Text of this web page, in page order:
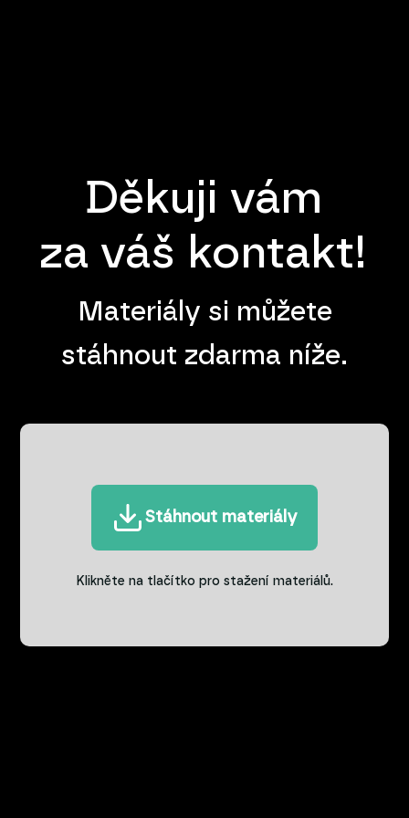
Děkuji vám
za váš kontakt!
Materiály si můžete
stáhnout zdarma níže.
Stáhnout materiály
Klikněte na tlačítko pro stažení materiálů.